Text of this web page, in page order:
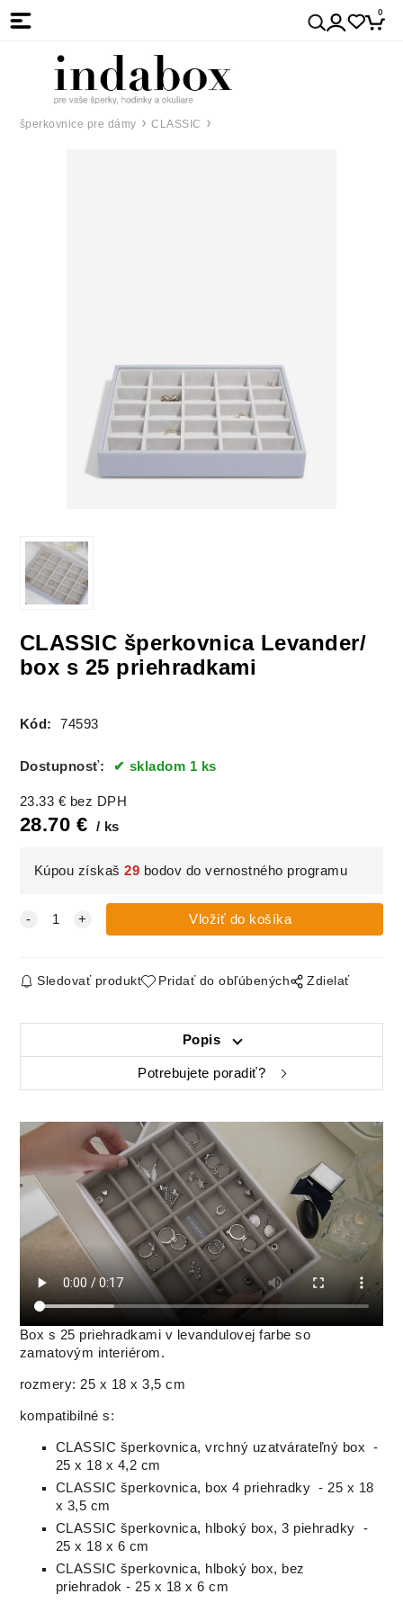
0
šperkovnice pre dámy CLASSIC
CLASSIC šperkovnica Levander/
box s 25 priehradkami
Kód: 74593
Dostupnosť: skladom 1 ks
23.33 € bez DPH
28.70 € ks
Kúpou získaš29 bodov do vernostného programu
Sledovať produkt Pridať do obľúbených Zdielať
Popis
Potrebujete poradiť?
Box s 25 priehradkami v levandulovej farbe so
zamatovým interiérom.
rozmery: 25 x 18 x 3,5 cm
kompatibilné s:
CLASSIC šperkovnica, vrchný uzatvárateľný box -
25 x 18 x 4,2 cm
CLASSIC šperkovnica, box 4 priehradky - 25 x 18
x 3,5 cm
CLASSIC šperkovnica, hlboký box, 3 piehradky -
25 x 18 x 6 cm
CLASSIC šperkovnica, hlboký box, bez
priehradok - 25 x 18 x 6 cm